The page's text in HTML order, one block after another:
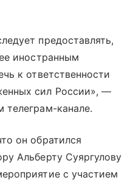
предоставлять,
иностранным
к ответственности
сил России», —
телеграм-канале.
он обратился
Альберту Суяргулову
с участием